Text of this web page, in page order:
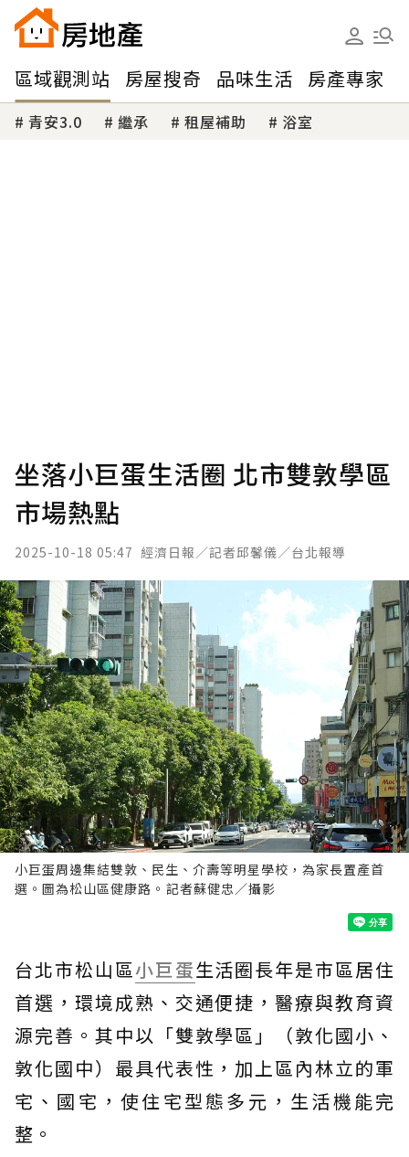
區域觀測站 房屋搜奇 品味生活 房產專家
青安3.0 繼承 租屋補助 浴室
坐落小巨蛋生活圈 北市雙敦學區
市場熱點
2025-10-18 05:47 經濟日報／記者邱馨儀／台北報導
小巨蛋周邊集結雙敦、民生、介壽等明星學校，為家長置產首
選。圖為松山區健康路。記者蘇健忠／攝影
台北市松山區小巨蛋生活圈長年是市區居住
首選，環境成熟、交通便捷，醫療與教育資
源完善。其中以「雙敦學區」（敦化國小、
敦化國中）最具代表性，加上區內林立的軍
宅、國宅，使住宅型態多元，生活機能完
整。